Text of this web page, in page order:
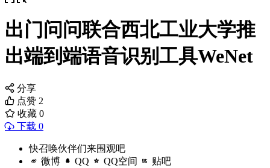
出门问问联合西北工业大学推
出端到端语音识别工具WeNet
分享
点赞 2
收藏 0
下载 0
快召唤伙伴们来围观吧
微博 QQ QQ空间 贴吧